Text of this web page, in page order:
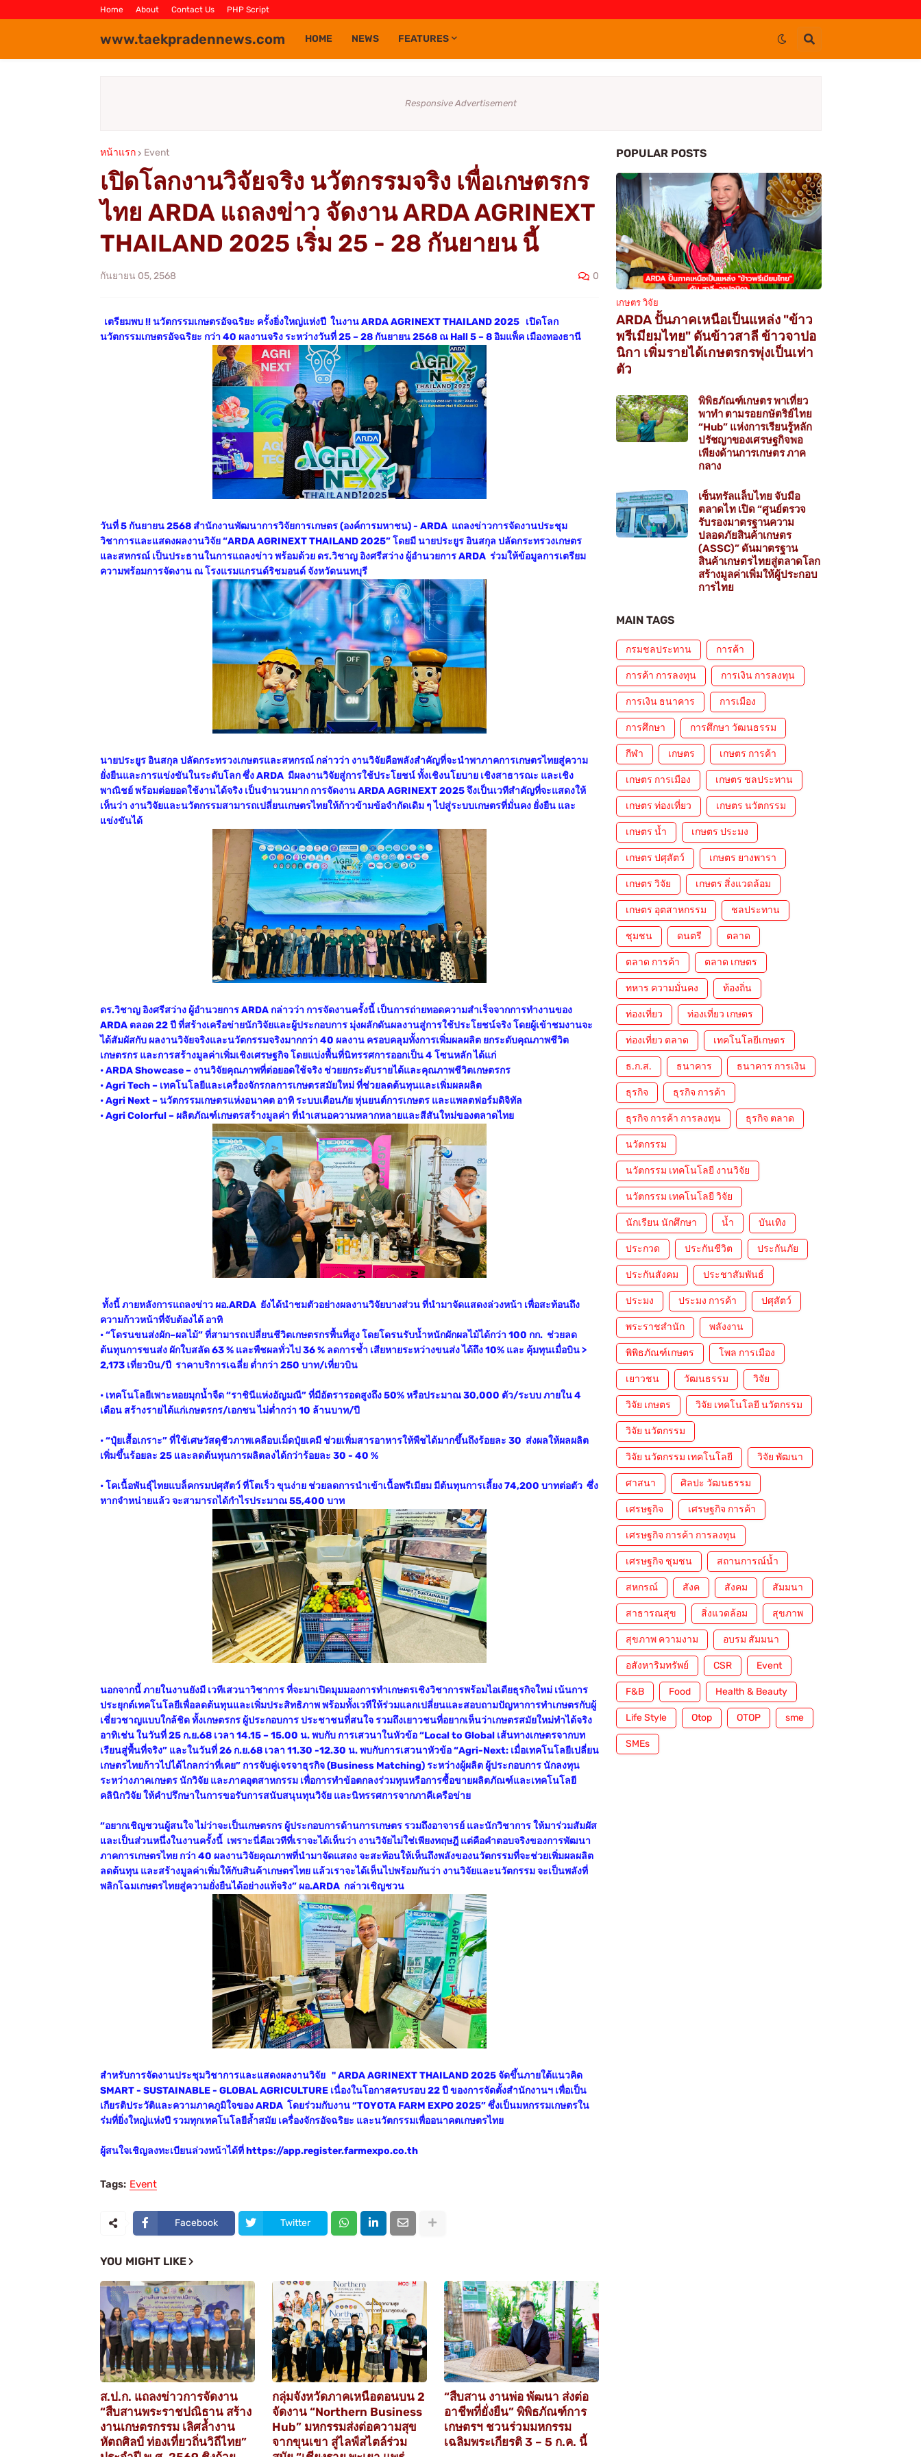
Home About Contact Us PHP Script
www.taekpradennews.com HOME NEWS FEATURES
Responsive Advertisement
หน้าแรก Event
เปิดโลกงานวิจัยจริง นวัตกรรมจริง เพื่อเกษตรกร
ไทย ARDA แถลงข่าว จัดงาน ARDA AGRINEXT
THAILAND 2025 เริ่ม 25 - 28 กันยายน นี้
กันยายน 05, 2568 0
เตรียมพบ !! นวัตกรรมเกษตรอัจฉริยะ ครั้งยิ่งใหญ่แห่งปี ในงาน ARDA AGRINEXT THAILAND 2025 เปิดโลก
นวัตกรรมเกษตรอัจฉริยะ กว่า 40 ผลงานจริง ระหว่างวันที่ 25 – 28 กันยายน 2568 ณ Hall 5 – 8 อิมแพ็ค เมืองทองธานี
วันที่ 5 กันยายน 2568 สำนักงานพัฒนาการวิจัยการเกษตร (องค์การมหาชน) - ARDA แถลงข่าวการจัดงานประชุม
วิชาการและแสดงผลงานวิจัย “ARDA AGRINEXT THAILAND 2025” โดยมี นายประยูร อินสกุล ปลัดกระทรวงเกษตร
และสหกรณ์ เป็นประธานในการแถลงข่าว พร้อมด้วย ดร.วิชาญ อิงศรีสว่าง ผู้อำนวยการ ARDA ร่วมให้ข้อมูลการเตรียม
ความพร้อมการจัดงาน ณ โรงแรมแกรนด์ริชมอนด์ จังหวัดนนทบุรี
นายประยูร อินสกุล ปลัดกระทรวงเกษตรและสหกรณ์ กล่าวว่า งานวิจัยคือพลังสำคัญที่จะนำพาภาคการเกษตรไทยสู่ความ
ยั่งยืนและการแข่งขันในระดับโลก ซึ่ง ARDA มีผลงานวิจัยสู่การใช้ประโยชน์ ทั้งเชิงนโยบาย เชิงสาธารณะ และเชิง
พาณิชย์ พร้อมต่อยอดใช้งานได้จริง เป็นจำนวนมาก การจัดงาน ARDA AGRINEXT 2025 จึงเป็นเวทีสำคัญที่จะแสดงให้
เห็นว่า งานวิจัยและนวัตกรรมสามารถเปลี่ยนเกษตรไทยให้ก้าวข้ามข้อจำกัดเดิม ๆ ไปสู่ระบบเกษตรที่มั่นคง ยั่งยืน และ
แข่งขันได้
ดร.วิชาญ อิงศรีสว่าง ผู้อำนวยการ ARDA กล่าวว่า การจัดงานครั้งนี้ เป็นการถ่ายทอดความสำเร็จจากการทำงานของ
ARDA ตลอด 22 ปี ที่สร้างเครือข่ายนักวิจัยและผู้ประกอบการ มุ่งผลักดันผลงานสู่การใช้ประโยชน์จริง โดยผู้เข้าชมงานจะ
ได้สัมผัสกับ ผลงานวิจัยจริงและนวัตกรรมจริงมากกว่า 40 ผลงาน ครอบคลุมทั้งการเพิ่มผลผลิต ยกระดับคุณภาพชีวิต
เกษตรกร และการสร้างมูลค่าเพิ่มเชิงเศรษฐกิจ โดยแบ่งพื้นที่นิทรรศการออกเป็น 4 โซนหลัก ได้แก่
• ARDA Showcase – งานวิจัยคุณภาพที่ต่อยอดใช้จริง ช่วยยกระดับรายได้และคุณภาพชีวิตเกษตรกร
• Agri Tech – เทคโนโลยีและเครื่องจักรกลการเกษตรสมัยใหม่ ที่ช่วยลดต้นทุนและเพิ่มผลผลิต
• Agri Next – นวัตกรรมเกษตรแห่งอนาคต อาทิ ระบบเตือนภัย หุ่นยนต์การเกษตร และแพลตฟอร์มดิจิทัล
• Agri Colorful – ผลิตภัณฑ์เกษตรสร้างมูลค่า ที่นำเสนอความหลากหลายและสีสันใหม่ของตลาดไทย
ทั้งนี้ ภายหลังการแถลงข่าว ผอ.ARDA ยังได้นำชมตัวอย่างผลงานวิจัยบางส่วน ที่นำมาจัดแสดงล่วงหน้า เพื่อสะท้อนถึง
ความก้าวหน้าที่จับต้องได้ อาทิ
• “โดรนขนส่งผัก–ผลไม้” ที่สามารถเปลี่ยนชีวิตเกษตรกรพื้นที่สูง โดยโดรนรับน้ำหนักผักผลไม้ได้กว่า 100 กก. ช่วยลด
ต้นทุนการขนส่ง ผักใบสลัด 63 % และพืชผลทั่วไป 36 % ลดการช้ำ เสียหายระหว่างขนส่ง ได้ถึง 10% และ คุ้มทุนเมื่อบิน >
2,173 เที่ยวบิน/ปี ราคาบริการเฉลี่ย ต่ำกว่า 250 บาท/เที่ยวบิน
• เทคโนโลยีเพาะหอยมุกน้ำจืด “ราชินีแห่งอัญมณี” ที่มีอัตรารอดสูงถึง 50% หรือประมาณ 30,000 ตัว/ระบบ ภายใน 4
เดือน สร้างรายได้แก่เกษตรกร/เอกชน ไม่ต่ำกว่า 10 ล้านบาท/ปี
• “ปุ๋ยเสื้อเกราะ” ที่ใช้เศษวัสดุชีวภาพเคลือบเม็ดปุ๋ยเคมี ช่วยเพิ่มสารอาหารให้พืชได้มากขึ้นถึงร้อยละ 30 ส่งผลให้ผลผลิต
เพิ่มขึ้นร้อยละ 25 และลดต้นทุนการผลิตลงได้กว่าร้อยละ 30 - 40 %
• โคเนื้อพันธุ์ไทยแบล็คกรมปศุสัตว์ ที่โตเร็ว ขุนง่าย ช่วยลดการนำเข้าเนื้อพรีเมียม มีต้นทุนการเลี้ยง 74,200 บาทต่อตัว ซึ่ง
หากจำหน่ายแล้ว จะสามารถได้กำไรประมาณ 55,400 บาท
นอกจากนี้ ภายในงานยังมี เวทีเสวนาวิชาการ ที่จะมาเปิดมุมมองการทำเกษตรเชิงวิชาการพร้อมไอเดียธุรกิจใหม่ เน้นการ
ประยุกต์เทคโนโลยีเพื่อลดต้นทุนและเพิ่มประสิทธิภาพ พร้อมทั้งเวทีให้ร่วมแลกเปลี่ยนและสอบถามปัญหาการทำเกษตรกับผู้
เชี่ยวชาญแบบใกล้ชิด ทั้งเกษตรกร ผู้ประกอบการ ประชาชนที่สนใจ รวมถึงเยาวชนที่อยากเห็นว่าเกษตรสมัยใหม่ทำได้จริง
อาทิเช่น ในวันที่ 25 ก.ย.68 เวลา 14.15 – 15.00 น. พบกับ การเสวนาในหัวข้อ “Local to Global เส้นทางเกษตรจากบท
เรียนสู่พื้นที่จริง” และในวันที่ 26 ก.ย.68 เวลา 11.30 -12.30 น. พบกับการเสวนาหัวข้อ “Agri-Next: เมื่อเทคโนโลยีเปลี่ยน
เกษตรไทยก้าวไปได้ไกลกว่าที่เคย” การจับคู่เจรจาธุรกิจ (Business Matching) ระหว่างผู้ผลิต ผู้ประกอบการ นักลงทุน
ระหว่างภาคเกษตร นักวิจัย และภาคอุตสาหกรรม เพื่อการทำข้อตกลงร่วมทุนหรือการซื้อขายผลิตภัณฑ์และเทคโนโลยี
คลินิกวิจัย ให้คำปรึกษาในการขอรับการสนับสนุนทุนวิจัย และนิทรรศการจากภาคีเครือข่าย
“อยากเชิญชวนผู้สนใจ ไม่ว่าจะเป็นเกษตรกร ผู้ประกอบการด้านการเกษตร รวมถึงอาจารย์ และนักวิชาการ ให้มาร่วมสัมผัส
และเป็นส่วนหนึ่งในงานครั้งนี้ เพราะนี่คือเวทีที่เราจะได้เห็นว่า งานวิจัยไม่ใช่เพียงทฤษฎี แต่คือคำตอบจริงของการพัฒนา
ภาคการเกษตรไทย กว่า 40 ผลงานวิจัยคุณภาพที่นำมาจัดแสดง จะสะท้อนให้เห็นถึงพลังของนวัตกรรมที่จะช่วยเพิ่มผลผลิต
ลดต้นทุน และสร้างมูลค่าเพิ่มให้กับสินค้าเกษตรไทย แล้วเราจะได้เห็นไปพร้อมกันว่า งานวิจัยและนวัตกรรม จะเป็นพลังที่
พลิกโฉมเกษตรไทยสู่ความยั่งยืนได้อย่างแท้จริง” ผอ.ARDA กล่าวเชิญชวน
สำหรับการจัดงานประชุมวิชาการและแสดงผลงานวิจัย " ARDA AGRINEXT THAILAND 2025 จัดขึ้นภายใต้แนวคิด
SMART - SUSTAINABLE - GLOBAL AGRICULTURE เนื่องในโอกาสครบรอบ 22 ปี ของการจัดตั้งสำนักงานฯ เพื่อเป็น
เกียรติประวัติและความภาคภูมิใจของ ARDA โดยร่วมกับงาน “TOYOTA FARM EXPO 2025” ซึ่งเป็นมหกรรมเกษตรใน
ร่มที่ยิ่งใหญ่แห่งปี รวมทุกเทคโนโลยีล้ำสมัย เครื่องจักรอัจฉริยะ และนวัตกรรมเพื่ออนาคตเกษตรไทย
ผู้สนใจเชิญลงทะเบียนล่วงหน้าได้ที่ https://app.register.farmexpo.co.th
Tags: Event
Facebook Twitter
YOU MIGHT LIKE
ส.ป.ก. แถลงข่าวการจัดงาน
“สืบสานพระราชปณิธาน สร้าง
งานเกษตรกรรม เลิศล้ำงาน
หัตถศิลป์ ท่องเที่ยวถิ่นวิถีไทย”
กลุ่มจังหวัดภาคเหนือตอนบน 2
จัดงาน “Northern Business
Hub” มหกรรมส่งต่อความสุข
จากขุนเขา สู่ไลฟ์สไตล์ร่วม
“สืบสาน งานพ่อ พัฒนา ส่งต่อ
อาชีพที่ยั่งยืน” พิพิธภัณฑ์การ
เกษตรฯ ชวนร่วมมหกรรม
เฉลิมพระเกียรติ 3 – 5 ก.ค. นี้
POPULAR POSTS
เกษตร วิจัย
ARDA ปั้นภาคเหนือเป็นแหล่ง "ข้าว
พรีเมียมไทย" ดันข้าวสาลี ข้าวจาปอ
นิกา เพิ่มรายได้เกษตรกรพุ่งเป็นเท่า
ตัว
พิพิธภัณฑ์เกษตร พาเที่ยว
พาทำ ตามรอยกษัตริย์ไทย
“Hub” แห่งการเรียนรู้หลัก
ปรัชญาของเศรษฐกิจพอ
เพียงด้านการเกษตร ภาค
กลาง
เซ็นทรัลแล็บไทย จับมือ
ตลาดไท เปิด “ศูนย์ตรวจ
รับรองมาตรฐานความ
ปลอดภัยสินค้าเกษตร
(ASSC)” ดันมาตรฐาน
สินค้าเกษตรไทยสู่ตลาดโลก
สร้างมูลค่าเพิ่มให้ผู้ประกอบ
การไทย
MAIN TAGS
กรมชลประทาน การค้า
การค้า การลงทุน การเงิน การลงทุน
การเงิน ธนาคาร การเมือง
การศึกษา การศึกษา วัฒนธรรม
กีฬา เกษตร เกษตร การค้า
เกษตร การเมือง เกษตร ชลประทาน
เกษตร ท่องเที่ยว เกษตร นวัตกรรม
เกษตร น้ำ เกษตร ประมง
เกษตร ปศุสัตว์ เกษตร ยางพารา
เกษตร วิจัย เกษตร สิ่งแวดล้อม
เกษตร อุตสาหกรรม ชลประทาน
ชุมชน ดนตรี ตลาด
ตลาด การค้า ตลาด เกษตร
ทหาร ความมั่นคง ท้องถิ่น
ท่องเที่ยว ท่องเที่ยว เกษตร
ท่องเที่ยว ตลาด เทคโนโลยีเกษตร
ธ.ก.ส. ธนาคาร ธนาคาร การเงิน
ธุรกิจ ธุรกิจ การค้า
ธุรกิจ การค้า การลงทุน ธุรกิจ ตลาด
นวัตกรรม
นวัตกรรม เทคโนโลยี งานวิจัย
นวัตกรรม เทคโนโลยี วิจัย
นักเรียน นักศึกษา น้ำ บันเทิง
ประกวด ประกันชีวิต ประกันภัย
ประกันสังคม ประชาสัมพันธ์
ประมง ประมง การค้า ปศุสัตว์
พระราชสำนัก พลังงาน
พิพิธภัณฑ์เกษตร โพล การเมือง
เยาวชน วัฒนธรรม วิจัย
วิจัย เกษตร วิจัย เทคโนโลยี นวัตกรรม
วิจัย นวัตกรรม
วิจัย นวัตกรรม เทคโนโลยี วิจัย พัฒนา
ศาสนา ศิลปะ วัฒนธรรม
เศรษฐกิจ เศรษฐกิจ การค้า
เศรษฐกิจ การค้า การลงทุน
เศรษฐกิจ ชุมชน สถานการณ์น้ำ
สหกรณ์ สังค สังคม สัมมนา
สาธารณสุข สิ่งแวดล้อม สุขภาพ
สุขภาพ ความงาม อบรม สัมมนา
อสังหาริมทรัพย์ CSR Event
F&B Food Health & Beauty
Life Style Otop OTOP sme
SMEs